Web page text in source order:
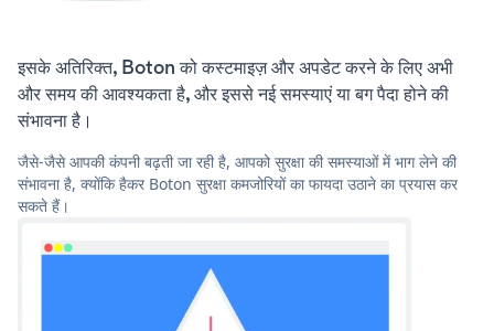
इसके अतिरिक्त, Boton को कस्टमाइज़ और अपडेट करने के लिए अभी
और समय की आवश्यकता है, और इससे नई समस्याएं या बग पैदा होने की
संभावना है।
जैसे-जैसे आपकी कंपनी बढ़ती जा रही है, आपको सुरक्षा की समस्याओं में भाग लेने की
संभावना है, क्योंकि हैकर Boton सुरक्षा कमजोरियों का फायदा उठाने का प्रयास कर
सकते हैं।